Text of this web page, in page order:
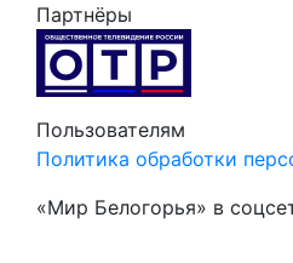
Партнёры
Пользователям
Политика обработки
«Мир Белогорья» в